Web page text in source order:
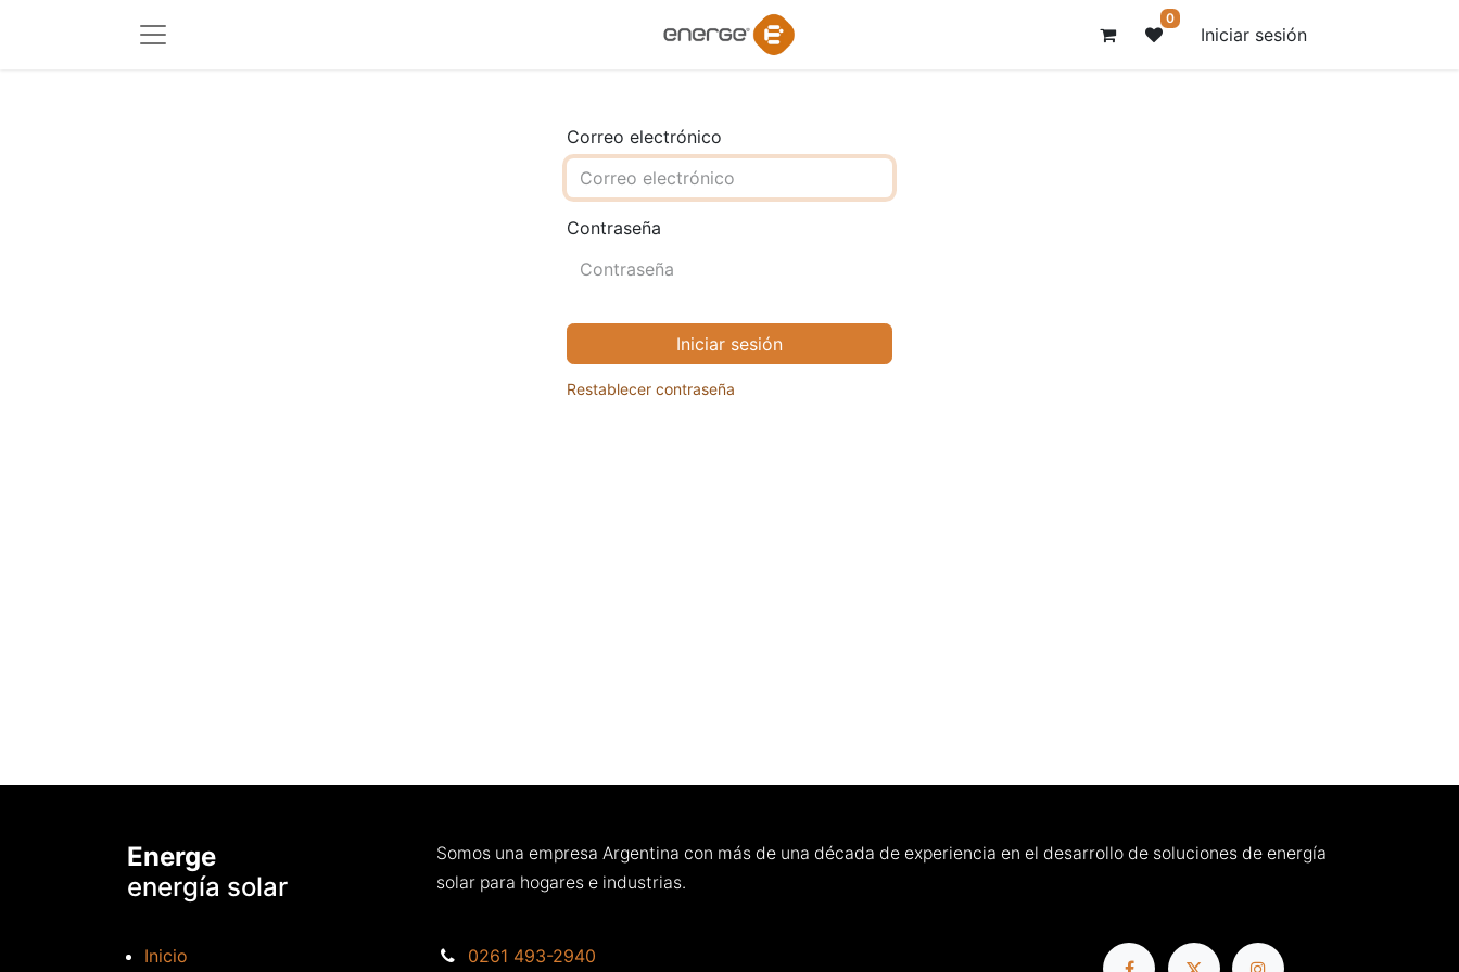
0
Iniciar sesión
Correo electrónico
Contraseña
Iniciar sesión
Restablecer contraseña
Energe
energía solar
Somos una empresa Argentina con más de una década de experiencia en el desarrollo de soluciones de energía
solar para hogares e industrias.
Inicio
0261 493-2940